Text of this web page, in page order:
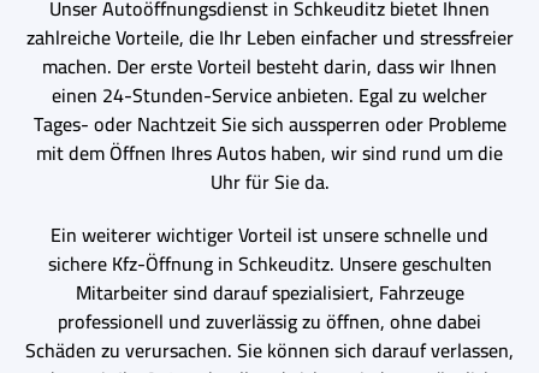
Unser Autoöffnungsdienst in Schkeuditz bietet Ihnen
zahlreiche Vorteile, die Ihr Leben einfacher und stressfreier
machen. Der erste Vorteil besteht darin, dass wir Ihnen
einen 24-Stunden-Service anbieten. Egal zu welcher
Tages- oder Nachtzeit Sie sich aussperren oder Probleme
mit dem Öffnen Ihres Autos haben, wir sind rund um die
Uhr für Sie da.
Ein weiterer wichtiger Vorteil ist unsere schnelle und
sichere Kfz-Öffnung in Schkeuditz. Unsere geschulten
Mitarbeiter sind darauf spezialisiert, Fahrzeuge
professionell und zuverlässig zu öffnen, ohne dabei
Schäden zu verursachen. Sie können sich darauf verlassen,